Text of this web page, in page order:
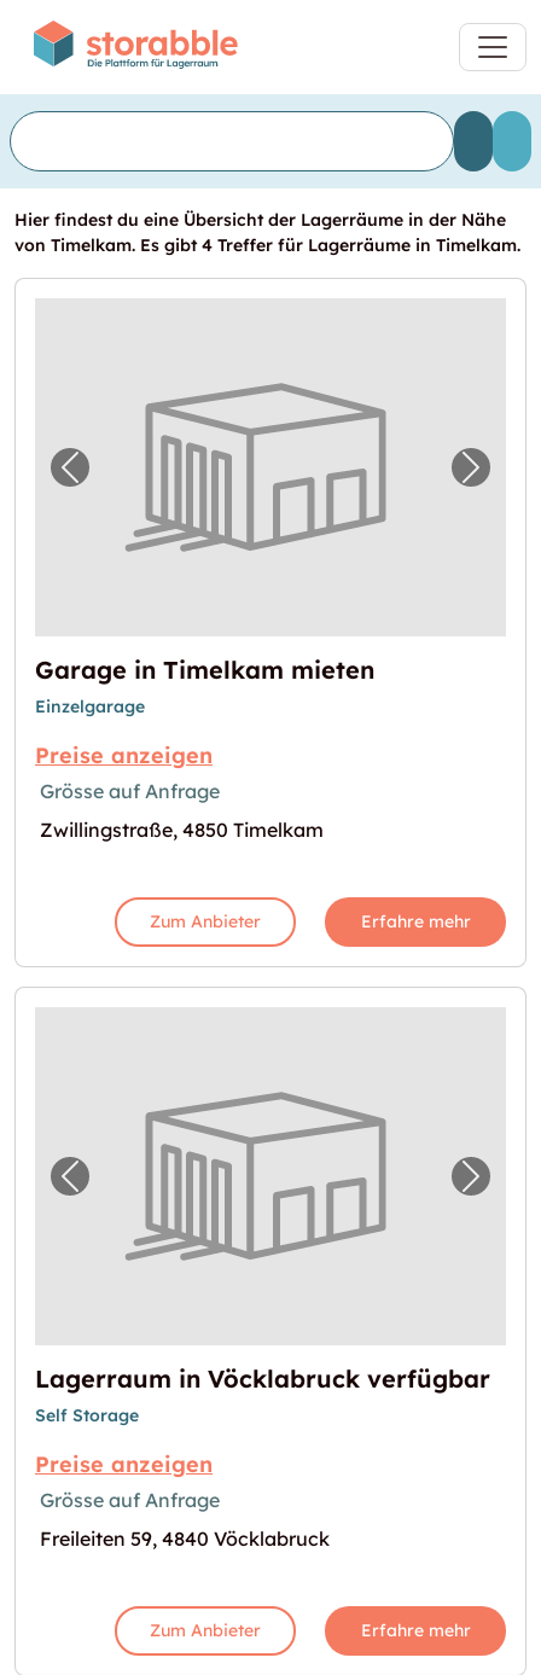
Hier findest du eine Übersicht der Lagerräume in der Nähe
von Timelkam. Es gibt 4 Treffer für Lagerräume in Timelkam.
Vorheriges Bild für "Garage in Timelkam
Garage in Timelkam mieten
Einzelgarage
Preise anzeigen
Grösse auf Anfrage
Zwillingstraße, 4850 Timelkam
Zum Anbieter Erfahre mehr
Vorheriges Bild für "Lagerraum in
Lagerraum in Vöcklabruck verfügbar
Self Storage
Preise anzeigen
Grösse auf Anfrage
Freileiten 59, 4840 Vöcklabruck
Zum Anbieter Erfahre mehr